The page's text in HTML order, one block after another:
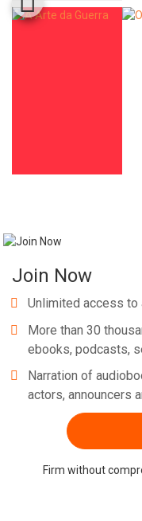
Join Now
Unlimited access to
More than 30
ebooks, podcasts,
Narration of
actors, announcers
Firm without